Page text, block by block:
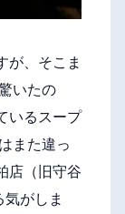
が、そこま
いたの
いるスープ
また違っ
店（旧守谷
がしま